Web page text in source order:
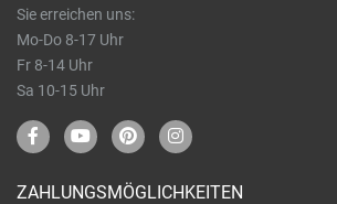
Sie erreichen uns:
Mo-Do 8-17 Uhr
Fr 8-14 Uhr
Sa 10-15 Uhr
ZAHLUNGSMÖGLICHKEITEN